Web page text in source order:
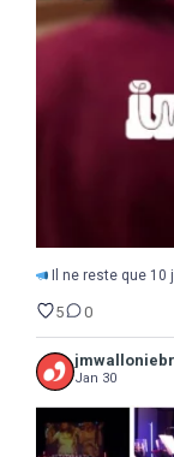
Il ne reste que 10
5 0
Jan 30